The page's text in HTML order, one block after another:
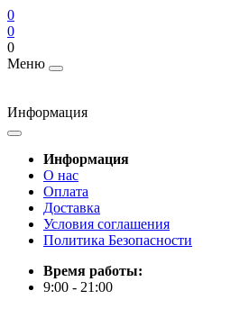
0
0
0
Меню
Информация
Информация
О нас
Оплата
Доставка
Условия соглашения
Политика Безопасности
Время работы:
9:00 - 21:00